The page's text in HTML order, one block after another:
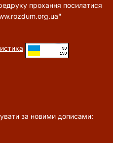
прохання посилатися
за новими дописами: